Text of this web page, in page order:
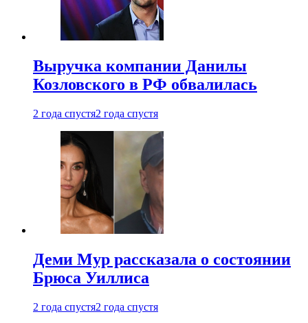
Выручка компании Данилы
Козловского в РФ обвалилась
2 года спустя2 года спустя
Деми Мур рассказала о состоянии
Брюса Уиллиса
2 года спустя2 года спустя